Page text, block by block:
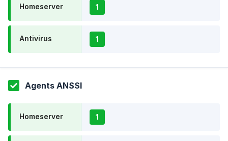
Homeserver 1
Antivirus 1
Agents ANSSI
Homeserver 1